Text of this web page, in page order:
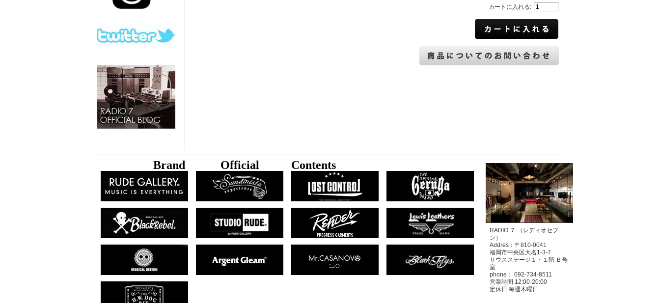
カートに入れる:
Brand Official Contents
RADIO ７ （レディオセブ
ン）
Addres：〒810-0041
福岡市中央区大名1-3-7
サウスステージ１・１階 Ｂ号
室
phone： 092-734-8511
営業時間 12:00-20:00
定休日 毎週木曜日